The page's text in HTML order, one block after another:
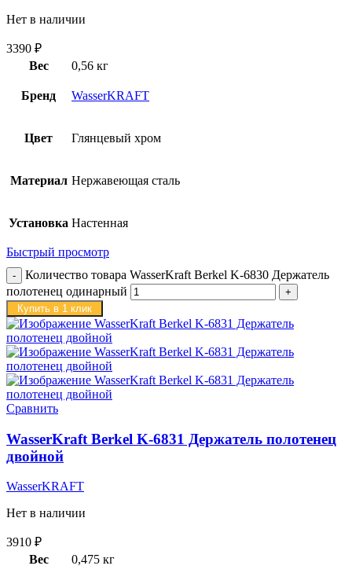
Нет в наличии
3390 ₽
Вес
0,56 кг
Бренд WasserKRAFT
Цвет Глянцевый хром
Материал Нержавеющая сталь
Установка Настенная
Быстрый просмотр
Количество товара WasserKraft Berkel K-6830 Держатель
полотенец одинарный
Купить в 1 клик
Сравнить
WasserKraft Berkel K-6831 Держатель полотенец
двойной
WasserKRAFT
Нет в наличии
3910 ₽
Вес
0,475 кг